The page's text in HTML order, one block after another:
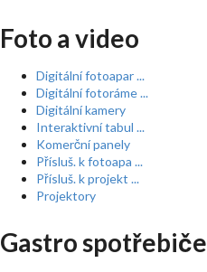
Foto a video
Digitální fotoapar ...
Digitální fotoráme ...
Digitální kamery
Interaktivní tabul ...
Komerční panely
Přísluš. k fotoapa ...
Přísluš. k projekt ...
Projektory
Gastro spotřebiče